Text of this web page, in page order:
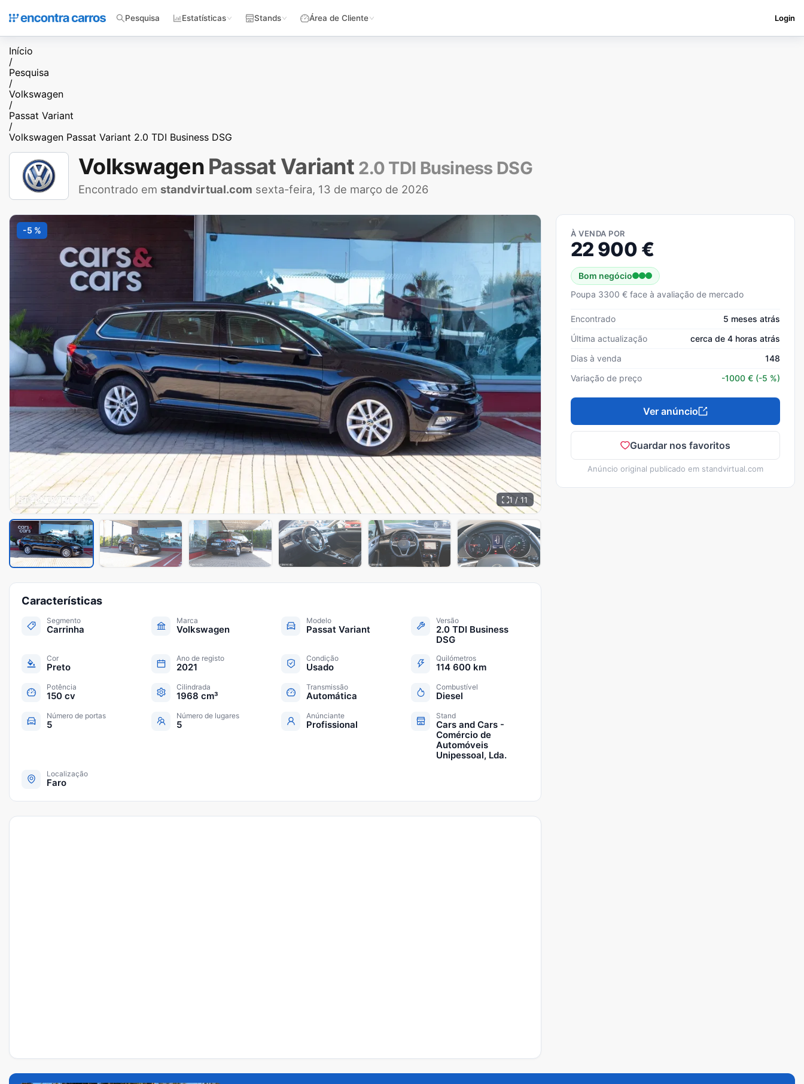
Pesquisa Estatísticas Stands Área de Cliente Login
Início
/
Pesquisa
/
Volkswagen
/
Passat Variant
/
Volkswagen Passat Variant 2.0 TDI Business DSG
Volkswagen Passat Variant 2.0 TDI Business DSG
Encontrado em standvirtual.com sexta-feira, 13 de março de 2026
-5 %
1 / 11
À VENDA POR
22 900 €
Bom negócio
Poupa 3300 € face à avaliação de mercado
Encontrado
5 meses atrás
Última actualização
cerca de 4 horas atrás
Dias à venda
148
Variação de preço
-1000 € (-5 %)
Ver anúncio
Guardar nos favoritos
Anúncio original publicado em standvirtual.com
Características
Segmento
Carrinha
Marca
Volkswagen
Modelo
Passat Variant
Versão
2.0 TDI Business
DSG
Cor
Preto
Ano de registo
2021
Condição
Usado
Quilómetros
114 600 km
Potência
150 cv
Cilindrada
1968 cm³
Transmissão
Automática
Combustível
Diesel
Número de portas
5
Número de lugares
5
Anúnciante
Profissional
Stand
Cars and Cars -
Comércio de
Automóveis
Unipessoal, Lda.
Localização
Faro